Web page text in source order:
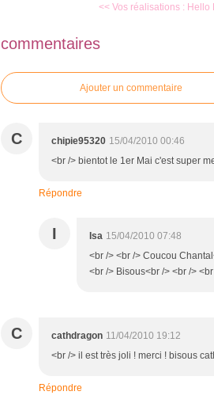
<< Vos réalisations : Hello
commentaires
Ajouter un commentaire
C chipie95320 15/04/2010 00:46
<br /> bientot le 1er Mai c'est super
Répondre
I Isa 15/04/2010 07:48
<br /> <br /> Coucou
<br /> Bisous<br /> <br />
C cathdragon 11/04/2010 19:12
<br /> il est très joli ! merci ! bisous
Répondre